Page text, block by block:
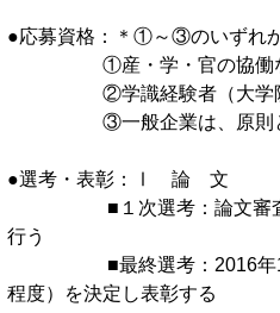
●応募資格：＊①～③のいずれ
①産・学・官の協働
②学識経験者（大学院生
③一般企業は、原則として
●選考・表彰：Ⅰ 論 文
■１次選考：論文審査委員
行う
■最終選考：2016年11月10
程度）を決定し表彰する